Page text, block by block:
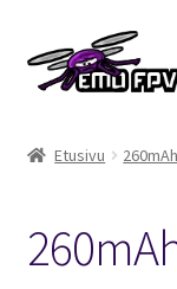
Siirry
navigointiin
Siirry
sisältöön
Kuukausihaaste
Etusivu